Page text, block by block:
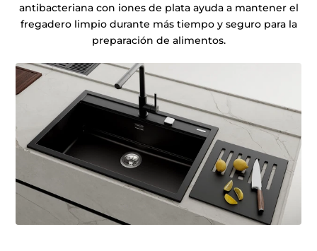
antibacteriana con iones de plata ayuda a mantener el
fregadero limpio durante más tiempo y seguro para la
preparación de alimentos.